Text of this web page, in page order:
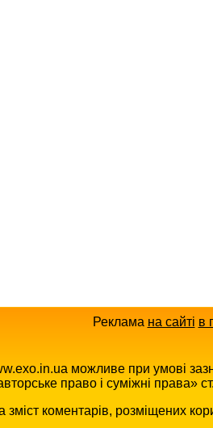
Реклама на сайті в
можливе при умові
право і суміжні права»
зміст коментарів, розміщених